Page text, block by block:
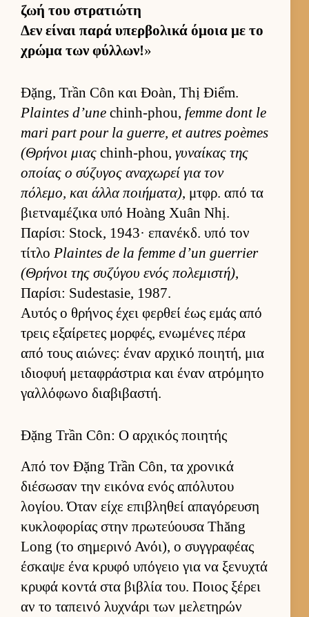
ζωή του στρατιώτη
Δεν εί­ναι παρά υπερ­βολικά όμοια με το
χρώμα των φύλ­λων!»
Đặng, Trần Côn και Đoàn, Thị Điểm.
Plaintes d’une chinh-phou, femme dont le
mari part pour la guerre, et autres poèmes
(Θρήνοι μιας chinh-phou, γυναί­κας της
οποίας ο σύζυγος αναχωρεί για τον
πόλεμο, και άλλα ποι­ήματα), μτ­φρ. από τα
βιετ­ναμέζικα υπό Hoàng Xuân Nhị.
Παρίσι: Stock, 1943· επανέκδ. υπό τον
τίτλο Plaintes de la femme d’un guerrier
(Θρήνοι της συζύγου ενός πολεμιστή),
Παρίσι: Sudestasie, 1987.
Αυ­τός ο θρήνος έχει φερ­θεί έως εμάς από
τρεις εξαί­ρετες μορ­φές, ενωμένες πέρα
από τους αιώνες: έναν αρ­χικό ποι­ητή, μια
ιδιο­φυή μεταφράστρια και έναν ατρόμητο
γαλ­λόφωνο δια­βιβαστή.
Đặng Trần Côn: Ο αρχικός ποιητής
Από τον Đặng Trần Côn, τα χρονικά
διέσωσαν την ει­κόνα ενός απόλυτου
λογίου. Όταν είχε επιβληθεί απαγόρευση
κυκλοφορίας στην πρωτεύ­ουσα Thăng
Long (το σημερινό Ανόι), ο συγ­γραφέας
έσκαψε ένα κρυφό υπόγειο για να ξενυχτά
κρυφά κοντά στα βιβλία του. Ποιος ξέρει
αν το ταπεινό λυχνάρι των μελετηρών